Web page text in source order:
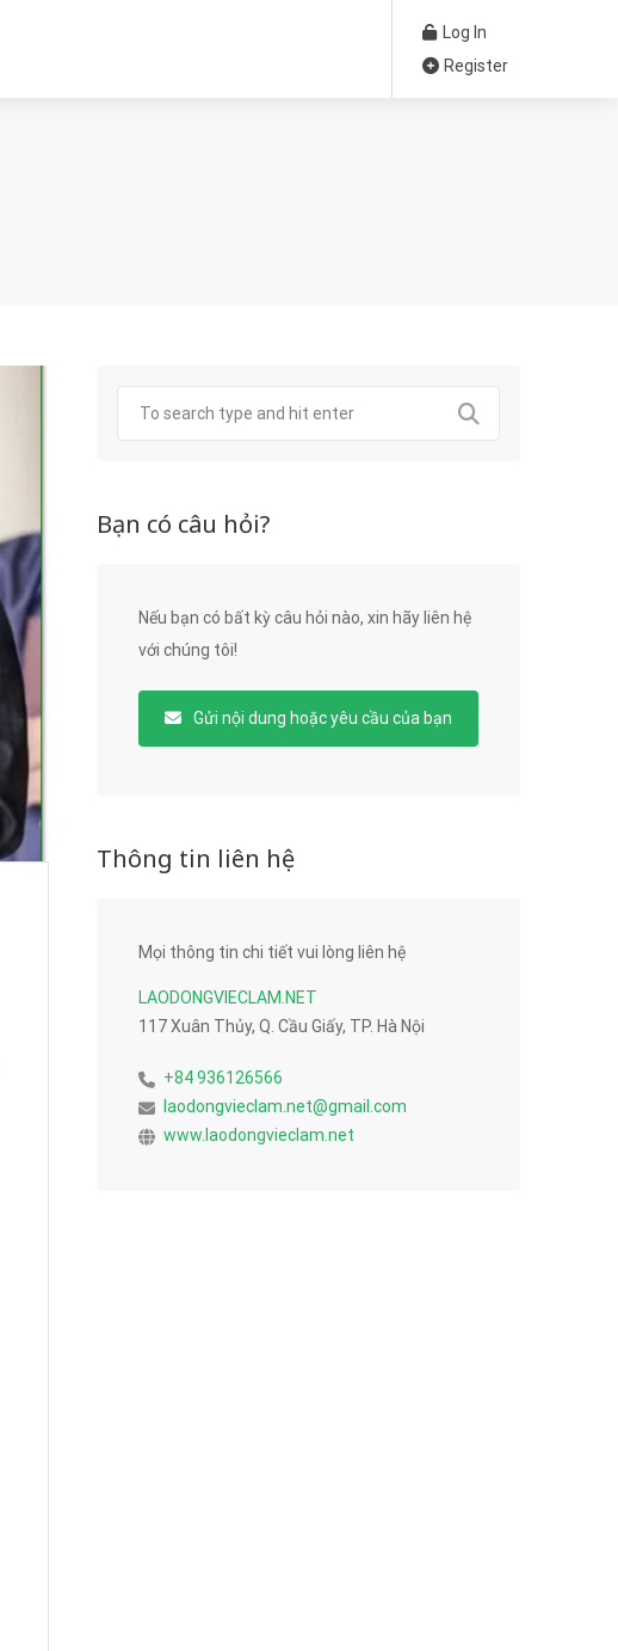
Log In
Register
Bạn có câu hỏi?
Nếu bạn có bất kỳ câu hỏi nào, xin hãy liên hệ
với chúng tôi!
Gửi nội dung hoặc yêu cầu của bạn
Thông tin liên hệ
Mọi thông tin chi tiết vui lòng liên hệ
LAODONGVIECLAM.NET
117 Xuân Thủy, Q. Cầu Giấy, TP. Hà Nội
+84 936126566
laodongvieclam.net@gmail.com
www.laodongvieclam.net